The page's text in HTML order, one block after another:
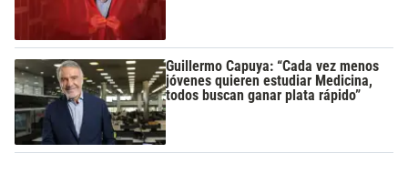
Guillermo Capuya: “Cada vez menos
jóvenes quieren estudiar Medicina,
todos buscan ganar plata rápido”